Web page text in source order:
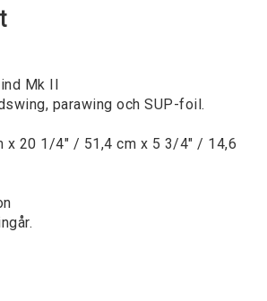
Mk II
parawing och SUP-foil.
x 20 1/4" / 51,4 cm x 5 3/4" / 14,6